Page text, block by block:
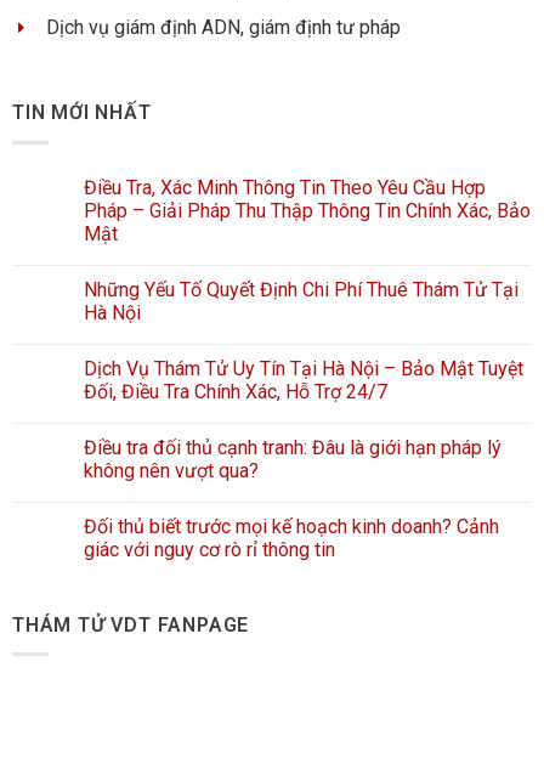
Dịch vụ giám định ADN, giám định tư pháp
TIN MỚI NHẤT
Điều Tra, Xác Minh Thông Tin Theo Yêu Cầu Hợp
Pháp – Giải Pháp Thu Thập Thông Tin Chính Xác, Bảo
Mật
Những Yếu Tố Quyết Định Chi Phí Thuê Thám Tử Tại
Hà Nội
Dịch Vụ Thám Tử Uy Tín Tại Hà Nội – Bảo Mật Tuyệt
Đối, Điều Tra Chính Xác, Hỗ Trợ 24/7
Điều tra đối thủ cạnh tranh: Đâu là giới hạn pháp lý
không nên vượt qua?
Đối thủ biết trước mọi kế hoạch kinh doanh? Cảnh
giác với nguy cơ rò rỉ thông tin
THÁM TỬ VDT FANPAGE